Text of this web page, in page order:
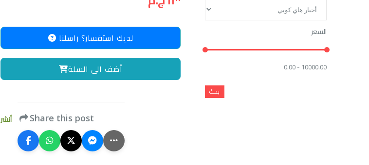
لديك استفسار؟ راسلنا
أضف الى السلة
أنشر Share this post
السعر
0.00 - 10000.00